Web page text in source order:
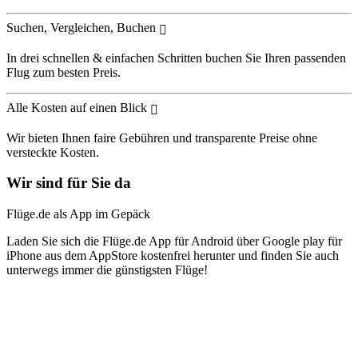
Suchen, Vergleichen, Buchen
In drei schnellen & einfachen Schritten buchen Sie Ihren passenden
Flug zum besten Preis.
Alle Kosten auf einen Blick
Wir bieten Ihnen faire Gebühren und transparente Preise ohne
versteckte Kosten.
Wir sind für Sie da
Flüge.de als App im Gepäck
Laden Sie sich die Flüge.de App für Android über Google play für
iPhone aus dem AppStore kostenfrei herunter und finden Sie auch
unterwegs immer die günstigsten Flüge!